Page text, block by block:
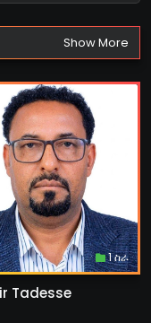
Show More
1 ስራ
Tadesse